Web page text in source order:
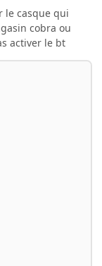
le casque qui
cobra ou
activer le bt